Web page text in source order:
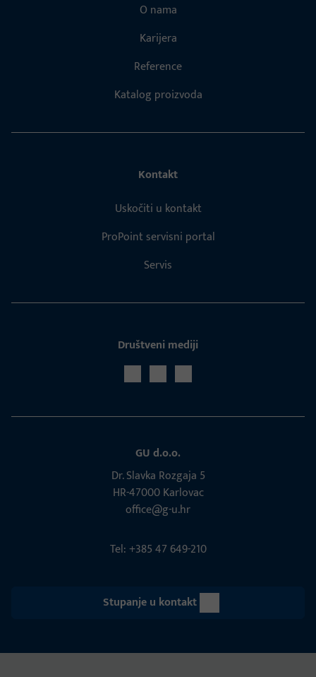
O nama
Karijera
Reference
Katalog proizvoda
Kontakt
Uskočiti u kontakt
ProPoint servisni portal
Servis
Društveni mediji
GU d.o.o.
Dr. Slavka Rozgaja 5
HR-47000 Karlovac
office@g-u.hr
Tel: +385 47 649-210
Stupanje u kontakt